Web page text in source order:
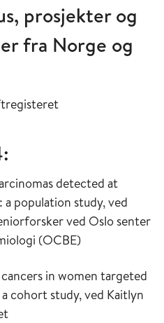
prosjekter og
fra Norge og
detected at
population study, ved
ved Oslo senter
(OCBE)
in women targeted
cohort study, ved Kaitlyn